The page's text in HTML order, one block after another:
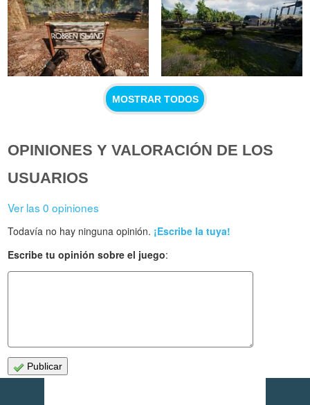
MOSTRAR TODOS
OPINIONES Y VALORACIÓN DE LOS
USUARIOS
Ver las 0 opiniones
Todavía no hay ninguna opinión. ¡Escribe la tuya!
Escribe tu opinión sobre el juego:
Publicar